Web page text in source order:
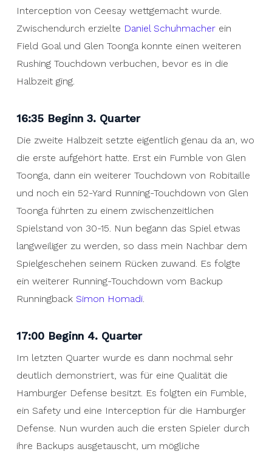
Interception von Ceesay wettgemacht wurde.
Zwischendurch erzielte Daniel Schuhmacherein
Field Goal und Glen Toonga konnte einen weiteren
Rushing Touchdown verbuchen, bevor es in die
Halbzeit ging.
16:35 Beginn 3. Quarter
Die zweite Halbzeit setzte eigentlich genau da an, wo
die erste aufgehört hatte. Erst ein Fumble von Glen
Toonga, dann ein weiterer Touchdown von Robitaille
und noch ein 52-Yard Running-Touchdown von Glen
Toonga führten zu einem zwischenzeitlichen
Spielstand von 30-15. Nun begann das Spiel etwas
langweiliger zu werden, so dass mein Nachbar dem
Spielgeschehen seinem Rücken zuwand. Es folgte
ein weiterer Running-Touchdown vom Backup
Runningback Simon Homadi.
17:00 Beginn 4. Quarter
Im letzten Quarter wurde es dann nochmal sehr
deutlich demonstriert, was für eine Qualität die
Hamburger Defense besitzt. Es folgten ein Fumble,
ein Safety und eine Interception für die Hamburger
Defense. Nun wurden auch die ersten Spieler durch
ihre Backups ausgetauscht, um mögliche